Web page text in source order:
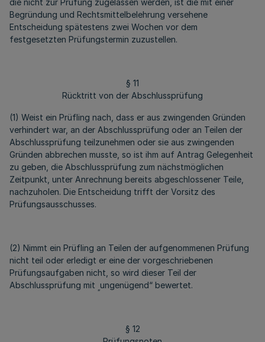
die nicht zur Prüfung zugelassen werden, ist die mit einer
Begründung und Rechtsmittelbelehrung versehene
Entscheidung spätestens zwei Wochen vor dem
festgesetzten Prüfungstermin zuzustellen.
§ 11
Rücktritt von der Abschlussprüfung
(1) Weist ein Prüfling nach, dass er aus zwingenden Gründen
verhindert war, an der Abschlussprüfung oder an Teilen der
Abschlussprüfung teilzunehmen oder sie aus zwingenden
Gründen abbrechen musste, so ist ihm auf Antrag Gelegenheit
zu geben, die Abschlussprüfung zum nächstmöglichen
Zeitpunkt, unter Anrechnung bereits abgeschlossener Teile,
nachzuholen. Die Entscheidung trifft der Vorsitz des
Prüfungsausschusses.
(2) Nimmt ein Prüfling an Teilen der aufgenommenen Prüfung
nicht teil oder erledigt er eine der vorgeschriebenen
Prüfungsaufgaben nicht, so wird dieser Teil der
Abschlussprüfung mit „ungenügend“ bewertet.
§ 12